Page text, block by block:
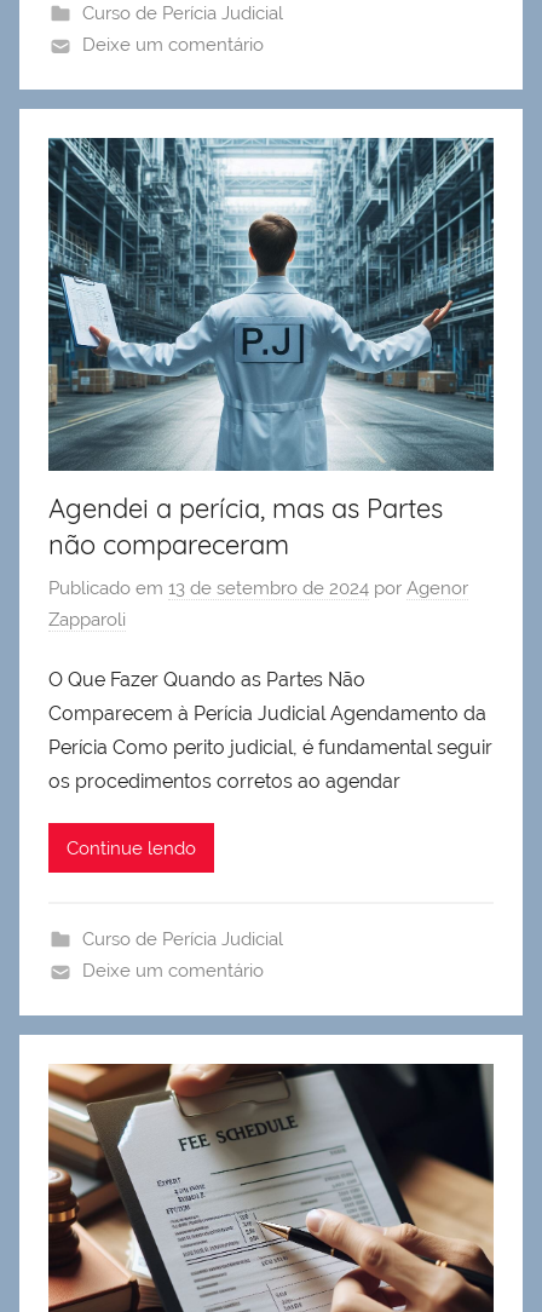
Curso de Perícia Judicial
Deixe um comentário
Agendei a perícia, mas as Partes
não compareceram
Publicado em 13 de setembro de 2024 por Agenor
Zapparoli
O Que Fazer Quando as Partes Não
Comparecem à Perícia Judicial Agendamento da
Perícia Como perito judicial, é fundamental seguir
os procedimentos corretos ao agendar
Continue lendo
Curso de Perícia Judicial
Deixe um comentário